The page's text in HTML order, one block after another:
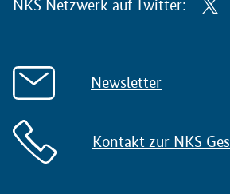
NKS Netzwerk auf Twitter:
Newsletter
Kontakt zur NKS